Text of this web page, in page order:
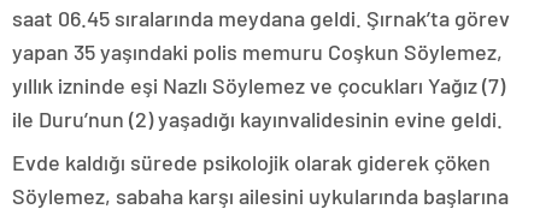
saat 06.45 sıralarında meydana geldi. Şırnak’ta görev
yapan 35 yaşındaki polis memuru Coşkun Söylemez,
yıllık izninde eşi Nazlı Söylemez ve çocukları Yağız (7)
ile Duru’nun (2) yaşadığı kayınvalidesinin evine geldi.
Evde kaldığı sürede psikolojik olarak giderek çöken
Söylemez, sabaha karşı ailesini uykularında başlarına